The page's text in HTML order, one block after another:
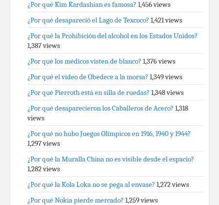
¿Por qué Kim Kardashian es famosa? 1,456 views
¿Por qué desapareció el Lago de Texcoco? 1,421 views
¿Por qué la Prohibición del alcohol en los Estados Unidos?
1,387 views
¿Por qué los médicos visten de blanco? 1,376 views
¿Por qué el video de Obedece a la morsa? 1,349 views
¿Por qué Pierroth está en silla de ruedas? 1,348 views
¿Por qué desaparecieron los Caballeros de Acero? 1,318
views
¿Por qué no hubo Juegos Olímpicos en 1916, 1940 y 1944?
1,297 views
¿Por qué la Muralla China no es visible desde el espacio?
1,282 views
¿Por qué la Kola Loka no se pega al envase? 1,272 views
¿Por qué Nokia pierde mercado? 1,259 views